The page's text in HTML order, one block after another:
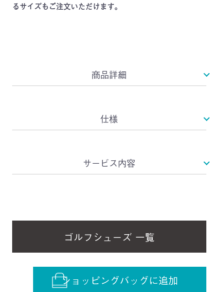
るサイズもご注文いただけます。
商品詳細
仕様
サービス内容
ゴルフシューズ 一覧
ショッピングバッグに追加